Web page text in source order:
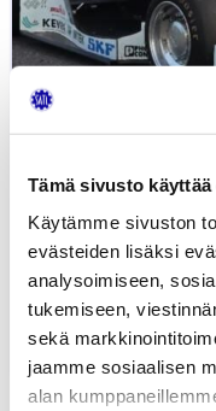
Tämä sivusto käyttää
Käytämme sivuston
evästeiden lisäksi
analysoimiseen,
tukemiseen,
sekä
jaamme sosiaalisen
alan
Metropolia
-tiimin...
10.11.2025 UUTISET